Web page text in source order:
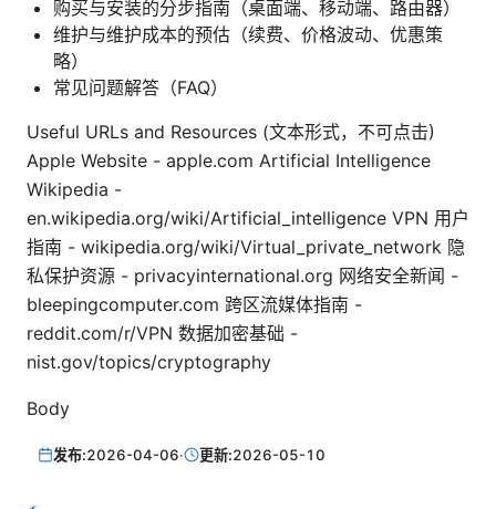
购买与安装的分步指南（桌面端、移动端、路由器）
维护与维护成本的预估（续费、价格波动、优惠策
略）
常见问题解答（FAQ）
Useful URLs and Resources (文本形式，不可点击)
Apple Website - apple.com Artificial Intelligence
Wikipedia -
en.wikipedia.org/wiki/Artificial_intelligence VPN 用户
指南 - wikipedia.org/wiki/Virtual_private_network 隐
私保护资源 - privacyinternational.org 网络安全新闻 -
bleepingcomputer.com 跨区流媒体指南 -
reddit.com/r/VPN 数据加密基础 -
nist.gov/topics/cryptography
Body
发布:2026-04-06· 更新:2026-05-10